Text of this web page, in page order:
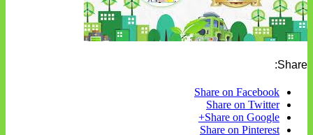
Share:
Share on Facebook
Share on Twitter
Share on Google+
Share on Pinterest